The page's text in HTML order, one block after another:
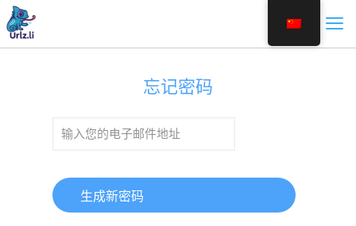
忘记密码
生成新密码